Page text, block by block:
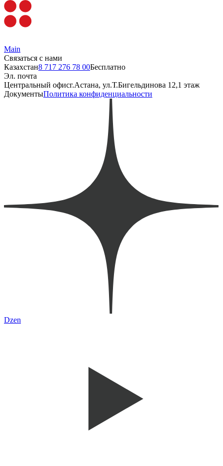
Main
Связаться с нами
Казахстан8 717 276 78 00Бесплатно
Эл. почта
Центральный офисг.Астана, ул.Т.Бигельдинова 12,1 этаж
ДокументыПолитика конфиденциальности
Dzen